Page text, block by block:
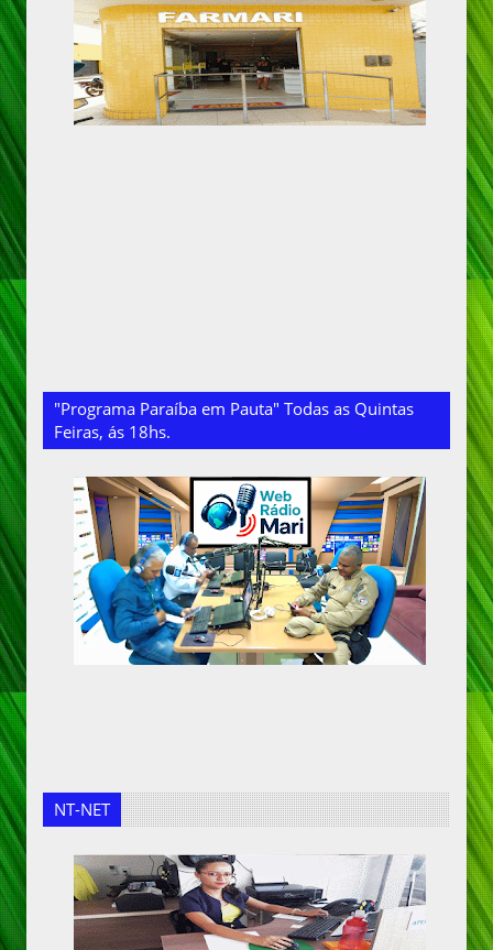
"Programa Paraíba em Pauta" Todas as Quintas
Feiras, ás 18hs.
NT-NET